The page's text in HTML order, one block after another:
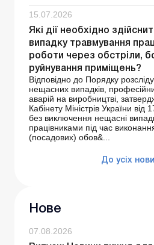
15.07.2026
Які дії необхідно
випадку травмування
роботи через обстріли,
руйнування приміщень?
Відповідно до Порядку
нещасних випадків,
аварій на виробництві,
Кабінету Міністрів України
без виключення нещасні
працівниками під час
(посадових) обов&...
До усіх
Нове
07.08.2026